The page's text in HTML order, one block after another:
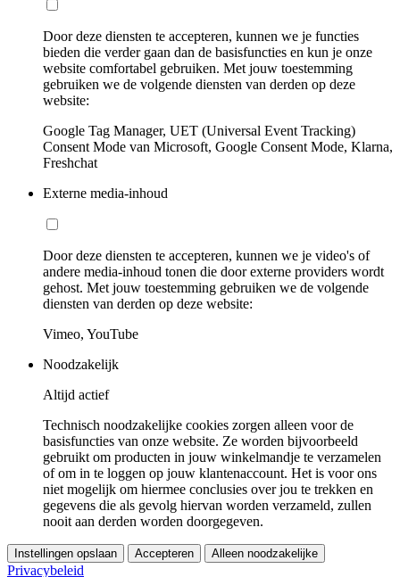
Door deze diensten te accepteren, kunnen we je functies
bieden die verder gaan dan de basisfuncties en kun je onze
website comfortabel gebruiken. Met jouw toestemming
gebruiken we de volgende diensten van derden op deze
website:
Google Tag Manager, UET (Universal Event Tracking)
Consent Mode van Microsoft, Google Consent Mode, Klarna,
Freshchat
Externe media-inhoud
Door deze diensten te accepteren, kunnen we je video's of
andere media-inhoud tonen die door externe providers wordt
gehost. Met jouw toestemming gebruiken we de volgende
diensten van derden op deze website:
Vimeo, YouTube
Noodzakelijk
Altijd actief
Technisch noodzakelijke cookies zorgen alleen voor de
basisfuncties van onze website. Ze worden bijvoorbeeld
gebruikt om producten in jouw winkelmandje te verzamelen
of om in te loggen op jouw klantenaccount. Het is voor ons
niet mogelijk om hiermee conclusies over jou te trekken en
gegevens die als gevolg hiervan worden verzameld, zullen
nooit aan derden worden doorgegeven.
Instellingen opslaan Accepteren Alleen noodzakelijke
Privacybeleid